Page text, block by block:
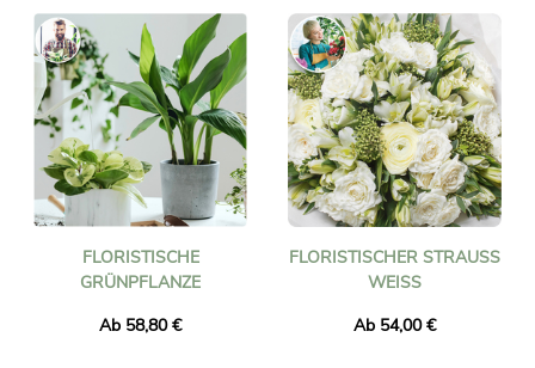
FLORISTISCHE
GRÜNPFLANZE
Ab 58,80 €
FLORISTISCHER STRAUSS W
EISS
Ab 54,00 €